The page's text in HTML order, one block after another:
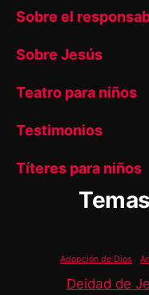
Sobre el
Sobre Jesús
Teatro para niños
Testimonios
Títeres para niños
Adopción de Dios
Deidad de